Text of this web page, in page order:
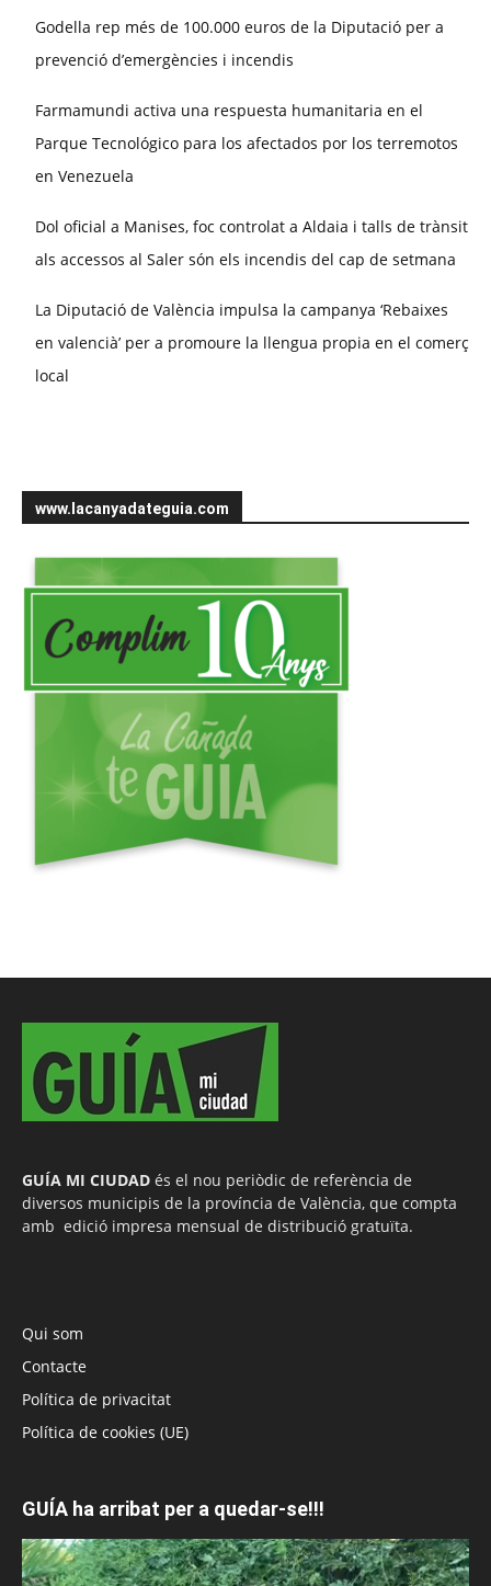
Godella rep més de 100.000 euros de la Diputació per a
prevenció d’emergències i incendis
Farmamundi activa una respuesta humanitaria en el
Parque Tecnológico para los afectados por los terremotos
en Venezuela
Dol oficial a Manises, foc controlat a Aldaia i talls de trànsit
als accessos al Saler són els incendis del cap de setmana
La Diputació de València impulsa la campanya ‘Rebaixes
en valencià’ per a promoure la llengua propia en el comerç
local
www.lacanyadateguia.com
GUÍA MI CIUDAD és el nou periòdic de referència de
diversos municipis de la província de València, que compta
amb edició impresa mensual de distribució gratuïta.
Qui som
Contacte
Política de privacitat
Política de cookies (UE)
GUÍA ha arribat per a quedar-se!!!
Reproductor
de